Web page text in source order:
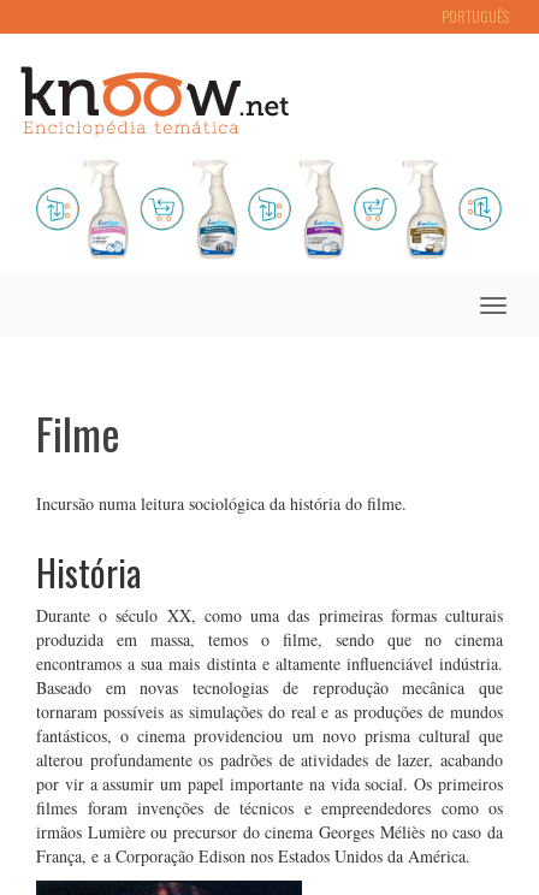
PORTUGUÊS
Toggle
Filme
Incursão numa leitura sociológica da história do filme.
História
Durante o século XX, como uma das primeiras formas culturais
produzida em massa, temos o filme, sendo que no cinema
encontramos a sua mais distinta e altamente influenciável indústria.
Baseado em novas tecnologias de reprodução mecânica que
tornaram possíveis as simulações do real e as produções de mundos
fantásticos, o cinema providenciou um novo prisma cultural que
alterou profundamente os padrões de atividades de lazer, acabando
por vir a assumir um papel importante na vida social. Os primeiros
filmes foram invenções de técnicos e empreendedores como os
irmãos Lumière ou precursor do cinema Georges Méliès no caso da
França, e a Corporação Edison nos Estados Unidos da América.